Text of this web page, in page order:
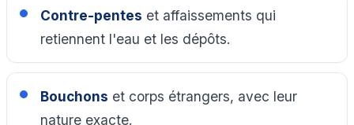
Contre-pentes et affaissements qui
retiennent l'eau et les dépôts.
Bouchons et corps étrangers, avec leur
nature exacte.